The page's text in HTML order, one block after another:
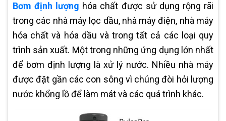
Bơm định lượng hóa chất được sử dụng rộng rãi
trong các nhà máy lọc dầu, nhà máy điện, nhà máy
hóa chất và hóa dầu và trong tất cả các loại quy
trình sản xuất. Một trong những ứng dụng lớn nhất
để bơm định lượng là xử lý nước. Nhiều nhà máy
được đặt gần các con sông vì chúng đòi hỏi lượng
nước khổng lồ để làm mát và các quá trình khác.